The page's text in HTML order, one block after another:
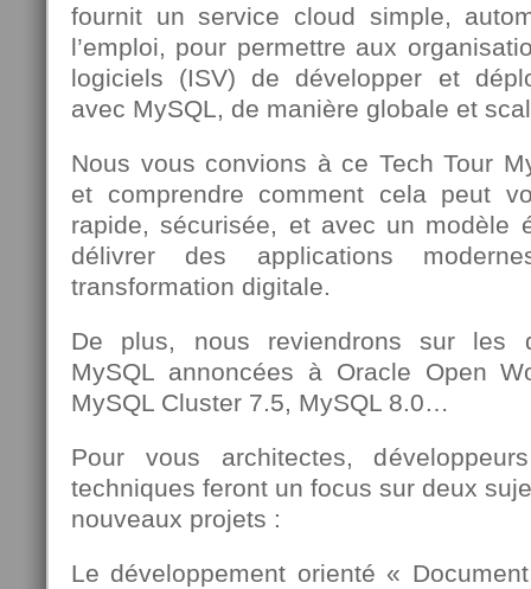
fournit un service cloud simple,
l’emploi, pour permettre aux
logiciels (ISV) de développer et
avec MySQL, de manière globale et
Nous vous convions à ce Tech Tour
et comprendre comment cela peut
rapide, sécurisée, et avec un modèle
délivrer des applications
transformation digitale.
De plus, nous reviendrons sur les
MySQL annoncées à Oracle Open
MySQL Cluster 7.5, MySQL 8.0…
Pour vous architectes,
techniques feront un focus sur deux
nouveaux projets :
Le développement orienté «